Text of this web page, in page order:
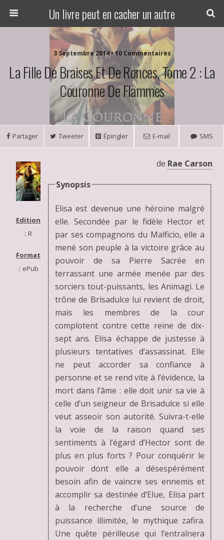
Un livre peut en cacher un autre
3 Septembre 2014 • 10 Commentaires
La Fille De Braises Et De Ronces, Tome 2 : La
Couronne De Flammes
Partager Tweeter Épingler E-mail SMS
Edition
: R
Format
: ePub
de Rae Carson
Synopsis
Elisa est devenue une héroïne malgré
elle. Secondée par le fidèle Hector et
par ses compagnons du Malficio, elle a
mené son peuple à la victoire grâce au
pouvoir de sa Pierre Sacrée en
terrassant une armée menée par des
sorciers tout-puissants, les Animagi. Le
trône de Brisadulce lui revient de droit,
mais les membres de la cour
complotent contre cette reine de dix-
sept ans. Elisa échappe de justesse à
plusieurs tentatives d’assassinat. Elle
ne peut accorder sa confiance à
personne et se rend vite à l’évidence, la
mort dans l’âme : elle doit unir sa vie à
celle d’un seigneur de Brisadulce si elle
veut asseoir son autorité. Suivra-t-elle
la voie de la raison quand ses
sentiments à l’égard d’Hector sont de
plus en plus forts ? Pour conquérir le
pouvoir dont elle a désespérément
besoin afin de vaincre ses ennemis et
accomplir sa destinée d’Elue, Elisa part
à la recherche d’une source de
puissance illimitée, le mythique zafira.
Une quête périlleuse qui l’entraînera